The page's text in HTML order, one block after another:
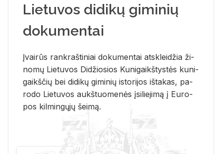
Lietuvos didikų giminių
dokumentai
Įvai­rūs rank­raš­ti­niai do­ku­men­tai at­sklei­džia ži­
no­mų Lie­tu­vos Di­džio­sios Ku­ni­gaikš­tys­tės ku­ni­
gaikš­čių bei di­di­kų gi­mi­nių is­to­ri­jos iš­ta­kas, pa­
ro­do Lie­tu­vos aukš­tuo­me­nės įsi­lie­ji­mą į Eu­ro­
pos kil­min­gų­jų šei­mą.